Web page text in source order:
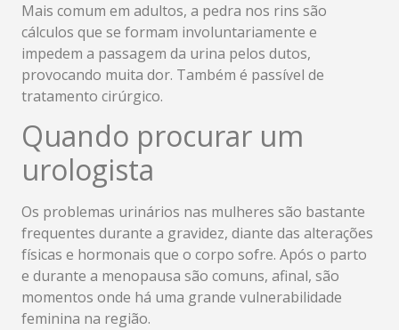
Mais comum em adultos, a pedra nos rins são
cálculos que se formam involuntariamente e
impedem a passagem da urina pelos dutos,
provocando muita dor. Também é passível de
tratamento cirúrgico.
Quando procurar um
urologista
Os problemas urinários nas mulheres são bastante
frequentes durante a gravidez, diante das alterações
físicas e hormonais que o corpo sofre. Após o parto
e durante a menopausa são comuns, afinal, são
momentos onde há uma grande vulnerabilidade
feminina na região.